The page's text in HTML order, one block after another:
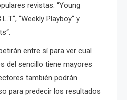
revistas: “Young
“Weekly Playboy“ y
entre sí para ver cual
del sencillo tiene mayores
también podrán
para predecir los resultados